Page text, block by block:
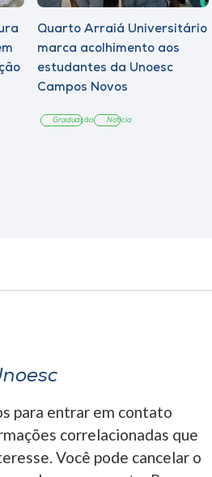
Quarto Arraiá Universitário
marca acolhimento aos
estudantes da Unoesc
Campos Novos
Graduação Notícia
para entrar em contato
correlacionadas que
Você pode cancelar o